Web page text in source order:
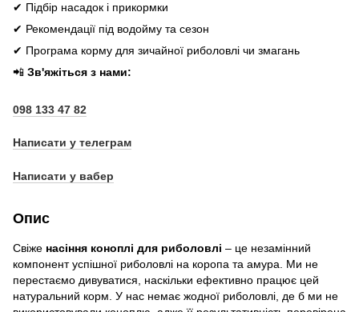
✔ Підбір насадок і прикормки
✔ Рекомендації під водойму та сезон
✔ Програма корму для зичайної риболовлі чи змагань
📲 Зв'яжіться з нами:
098 133 47 82
Написати у телеграм
Написати у вабер
Опис
Свіже насіння коноплі для риболовлі – це незамінний
компонент успішної риболовлі на коропа та амура. Ми не
перестаємо дивуватися, наскільки ефективно працює цей
натуральний корм. У нас немає жодної риболовлі, де б ми не